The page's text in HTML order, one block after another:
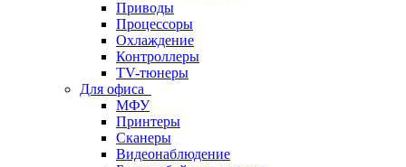
Приводы
Процессоры
Охлаждение
Контроллеры
TV-тюнеры
Для офиса
МФУ
Принтеры
Сканеры
Видеонаблюдение